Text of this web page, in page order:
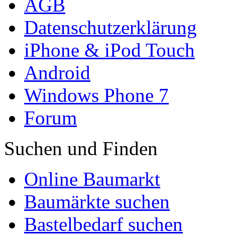
AGB
Datenschutzerklärung
iPhone & iPod Touch
Android
Windows Phone 7
Forum
Suchen und Finden
Online Baumarkt
Baumärkte suchen
Bastelbedarf suchen